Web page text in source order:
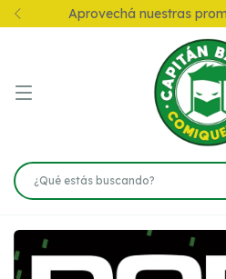
Aprovechá nuestras